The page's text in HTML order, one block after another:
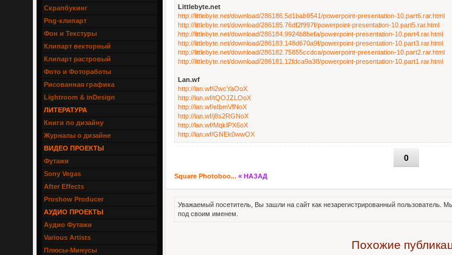
Littlebyte.net
http://littlebyte.net/download/286186.5d1bab9541/powerpoint-presentation-10.part6.rar.html
http://littlebyte.net/download/286185.76df2f997f/powerpoint-presentation-10.part5.rar.html
http://littlebyte.net/download/286184.9924b8befa/powerpoint-presentation-10.part4.rar.html
http://littlebyte.net/download/286183.148d670a9f/powerpoint-presentation-10.part3.rar.html
http://littlebyte.net/download/286182.75855ccdca/powerpoint-presentation-10.part2.rar.html
http://littlebyte.net/download/286181.12fdca9a38/powerpoint-presentation-10.part1.rar.html
Lan.wf
http://lan.wf/i2wcYaOoX
http://lan.wf/tQOJZLOoX
http://lan.wf/eIbmVfNoX
http://lan.wf/j8s2RGNoX
http://lan.wf/MqkIPX6oX
http://lan.wf/GNEk0wwOX
0
Square Photoboo... « НАЗАД
Уважаемый посетитель, Вы зашли на сайт как незарегистрированный пользователь.
под своим именем.
Похожие
Скрапбукинг
Png-клипарт
Фон и Текстуры
Клипарт векторный
Клипарт растровый
Фото и Фотоработы
Рисованная графика
Lightroom & inDesign
ЛИТЕРАТУРА
Книги по дизайну
Журналы о дизайне
ВИДЕО ПРОЕКТЫ
Футажи
Sony Vegas
After Effects
Proshow Producer
АУДИО ПРОЕКТЫ
Аудио Футажи
Various Artists
Плюсы-Минусы